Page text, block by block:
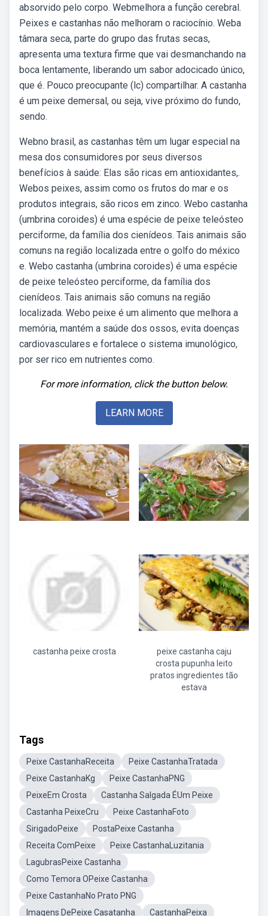
absorvido pelo corpo. Webmelhora a função cerebral.
Peixes e castanhas não melhoram o raciocínio. Weba
tâmara seca, parte do grupo das frutas secas,
apresenta uma textura firme que vai desmanchando na
boca lentamente, liberando um sabor adocicado único,
que é. Pouco preocupante (lc) compartilhar. A castanha
é um peixe demersal, ou seja, vive próximo do fundo,
sendo.
Webno brasil, as castanhas têm um lugar especial na
mesa dos consumidores por seus diversos
benefícios à saúde: Elas são ricas em antioxidantes,.
Webos peixes, assim como os frutos do mar e os
produtos integrais, são ricos em zinco. Webo castanha
(umbrina coroides) é uma espécie de peixe teleósteo
perciforme, da família dos cienídeos. Tais animais são
comuns na região localizada entre o golfo do méxico
e. Webo castanha (umbrina coroides) é uma espécie
de peixe teleósteo perciforme, da família dos
cienídeos. Tais animais são comuns na região
localizada. Webo peixe é um alimento que melhora a
memória, mantém a saúde dos ossos, evita doenças
cardiovasculares e fortalece o sistema imunológico,
por ser rico em nutrientes como.
For more information, click the button below.
LEARN MORE
castanha peixe crosta
peixe castanha caju
crosta pupunha leito
pratos ingredientes tão
estava
Tags
Peixe CastanhaReceita
Peixe CastanhaTratada
Peixe CastanhaKg
Peixe CastanhaPNG
PeixeEm Crosta
Castanha Salgada ÉUm Peixe
Castanha PeixeCru
Peixe CastanhaFoto
SirigadoPeixe
PostaPeixe Castanha
Receita ComPeixe
Peixe CastanhaLuzitania
LagubrasPeixe Castanha
Como Temora OPeixe Castanha
Peixe CastanhaNo Prato PNG
Imagens DePeixe Casatanha
CastanhaPeixa